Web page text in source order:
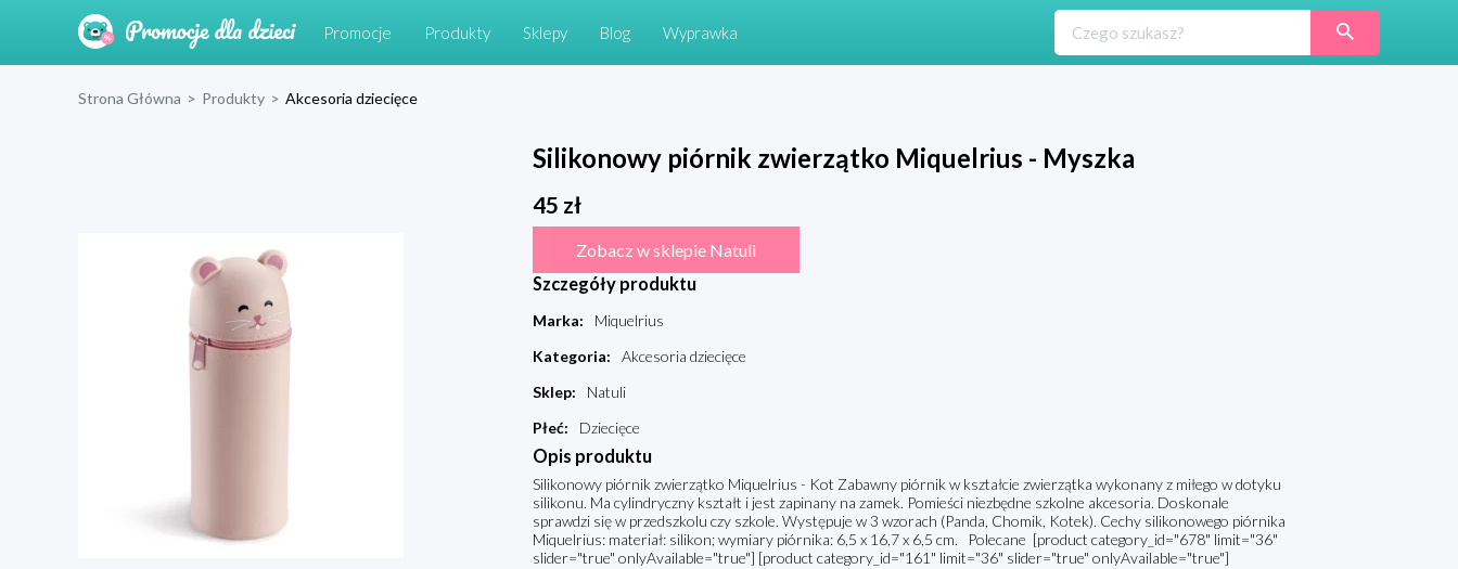
Promocje Produkty Sklepy Blog Wyprawka
Strona Główna > Produkty > Akcesoria dziecięce
Silikonowy piórnik zwierzątko Miquelrius - Myszka
45 zł
Zobacz w sklepie Natuli
Szczegóły produktu
Marka:
Miquelrius
Kategoria:
Akcesoria dziecięce
Sklep:
Natuli
Płeć: Dziecięce
Opis produktu
Silikonowy piórnik zwierzątko Miquelrius - Kot Zabawny piórnik w kształcie zwierzątka wykonany z miłego w dotyku
silikonu. Ma cylindryczny kształt i jest zapinany na zamek. Pomieści niezbędne szkolne akcesoria. Doskonale
sprawdzi się w przedszkolu czy szkole. Występuje w 3 wzorach (Panda, Chomik, Kotek). Cechy silikonowego piórnika
Miquelrius: materiał: silikon; wymiary piórnika: 6,5 x 16,7 x 6,5 cm. Polecane [product category_id="678" limit="36"
slider="true" onlyAvailable="true"] [product category_id="161" limit="36" slider="true" onlyAvailable="true"]